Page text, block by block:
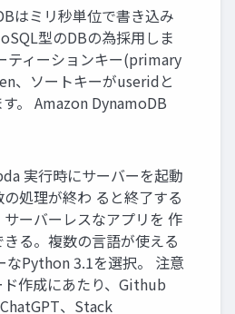
はミリ秒単位で書き込み
型のDBの為採用しま
ティーションキー(primary
、ソートキーがuseridと
。 Amazon DynamoDB
実行時にサーバーを起動
処理が終わ ると終了する
ーバーレスなアプリを 作
きる。複数の言語が使える
なPython 3.1を選択。 注意
ド作成にあたり、Github
、Stack